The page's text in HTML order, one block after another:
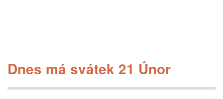
Dnes má svátek 21 Únor